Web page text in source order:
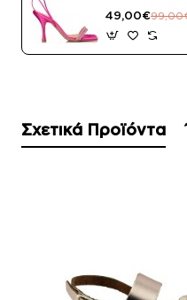
Μαύρο Satin
49,00€
Σχετικά Προϊόντα